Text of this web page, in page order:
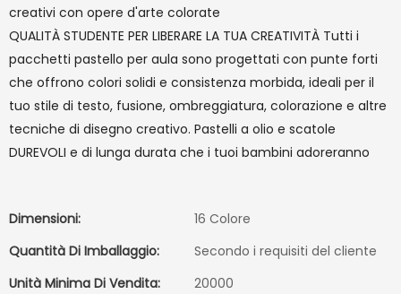
creativi con opere d'arte colorate
QUALITÀ STUDENTE PER LIBERARE LA TUA CREATIVITÀ Tutti i
pacchetti pastello per aula sono progettati con punte forti
che offrono colori solidi e consistenza morbida, ideali per il
tuo stile di testo, fusione, ombreggiatura, colorazione e altre
tecniche di disegno creativo. Pastelli a olio e scatole
DUREVOLI e di lunga durata che i tuoi bambini adoreranno
Dimensioni:
16 Colore
Quantità Di Imballaggio:
Secondo i requisiti del cliente
Unità Minima Di Vendita:
20000